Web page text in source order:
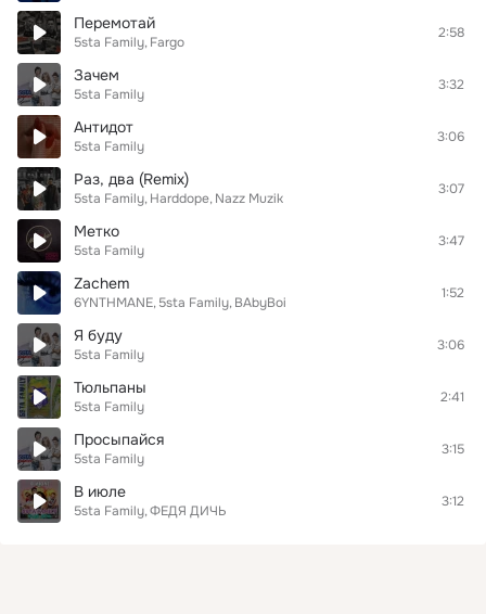
Перемотай
5sta Family Fargo
2:58
Зачем
5sta Family
3:32
Антидот
5sta Family
3:06
Раз, два (Remix)
5sta Family Harddope Nazz Muzik
3:07
Метко
5sta Family
3:47
Zachem
6YNTHMANE 5sta Family BAbyBoi
1:52
Я буду
5sta Family
3:06
Тюльпаны
5sta Family
2:41
Просыпайся
5sta Family
3:15
В июле
5sta Family ФЕДЯ ДИЧЬ
3:12